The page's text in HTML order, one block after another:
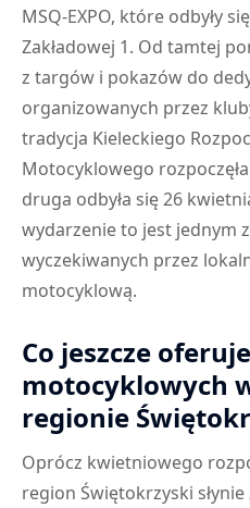
MSQ-EXPO, które odbyły
Zakładowej 1. Od tamtej
z targów i pokazów do
organizowanych przez
tradycja Kieleckiego
Motocyklowego
druga odbyła się 26
wydarzenie to jest jednym
wyczekiwanych przez
motocyklową.
Co jeszcze
motocyklowych
regionie
Oprócz kwietniowego
region Świętokrzyski